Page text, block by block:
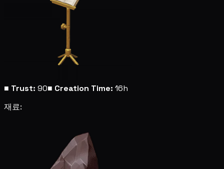
■ Trust: 90■ Creation Time: 16h
재료: